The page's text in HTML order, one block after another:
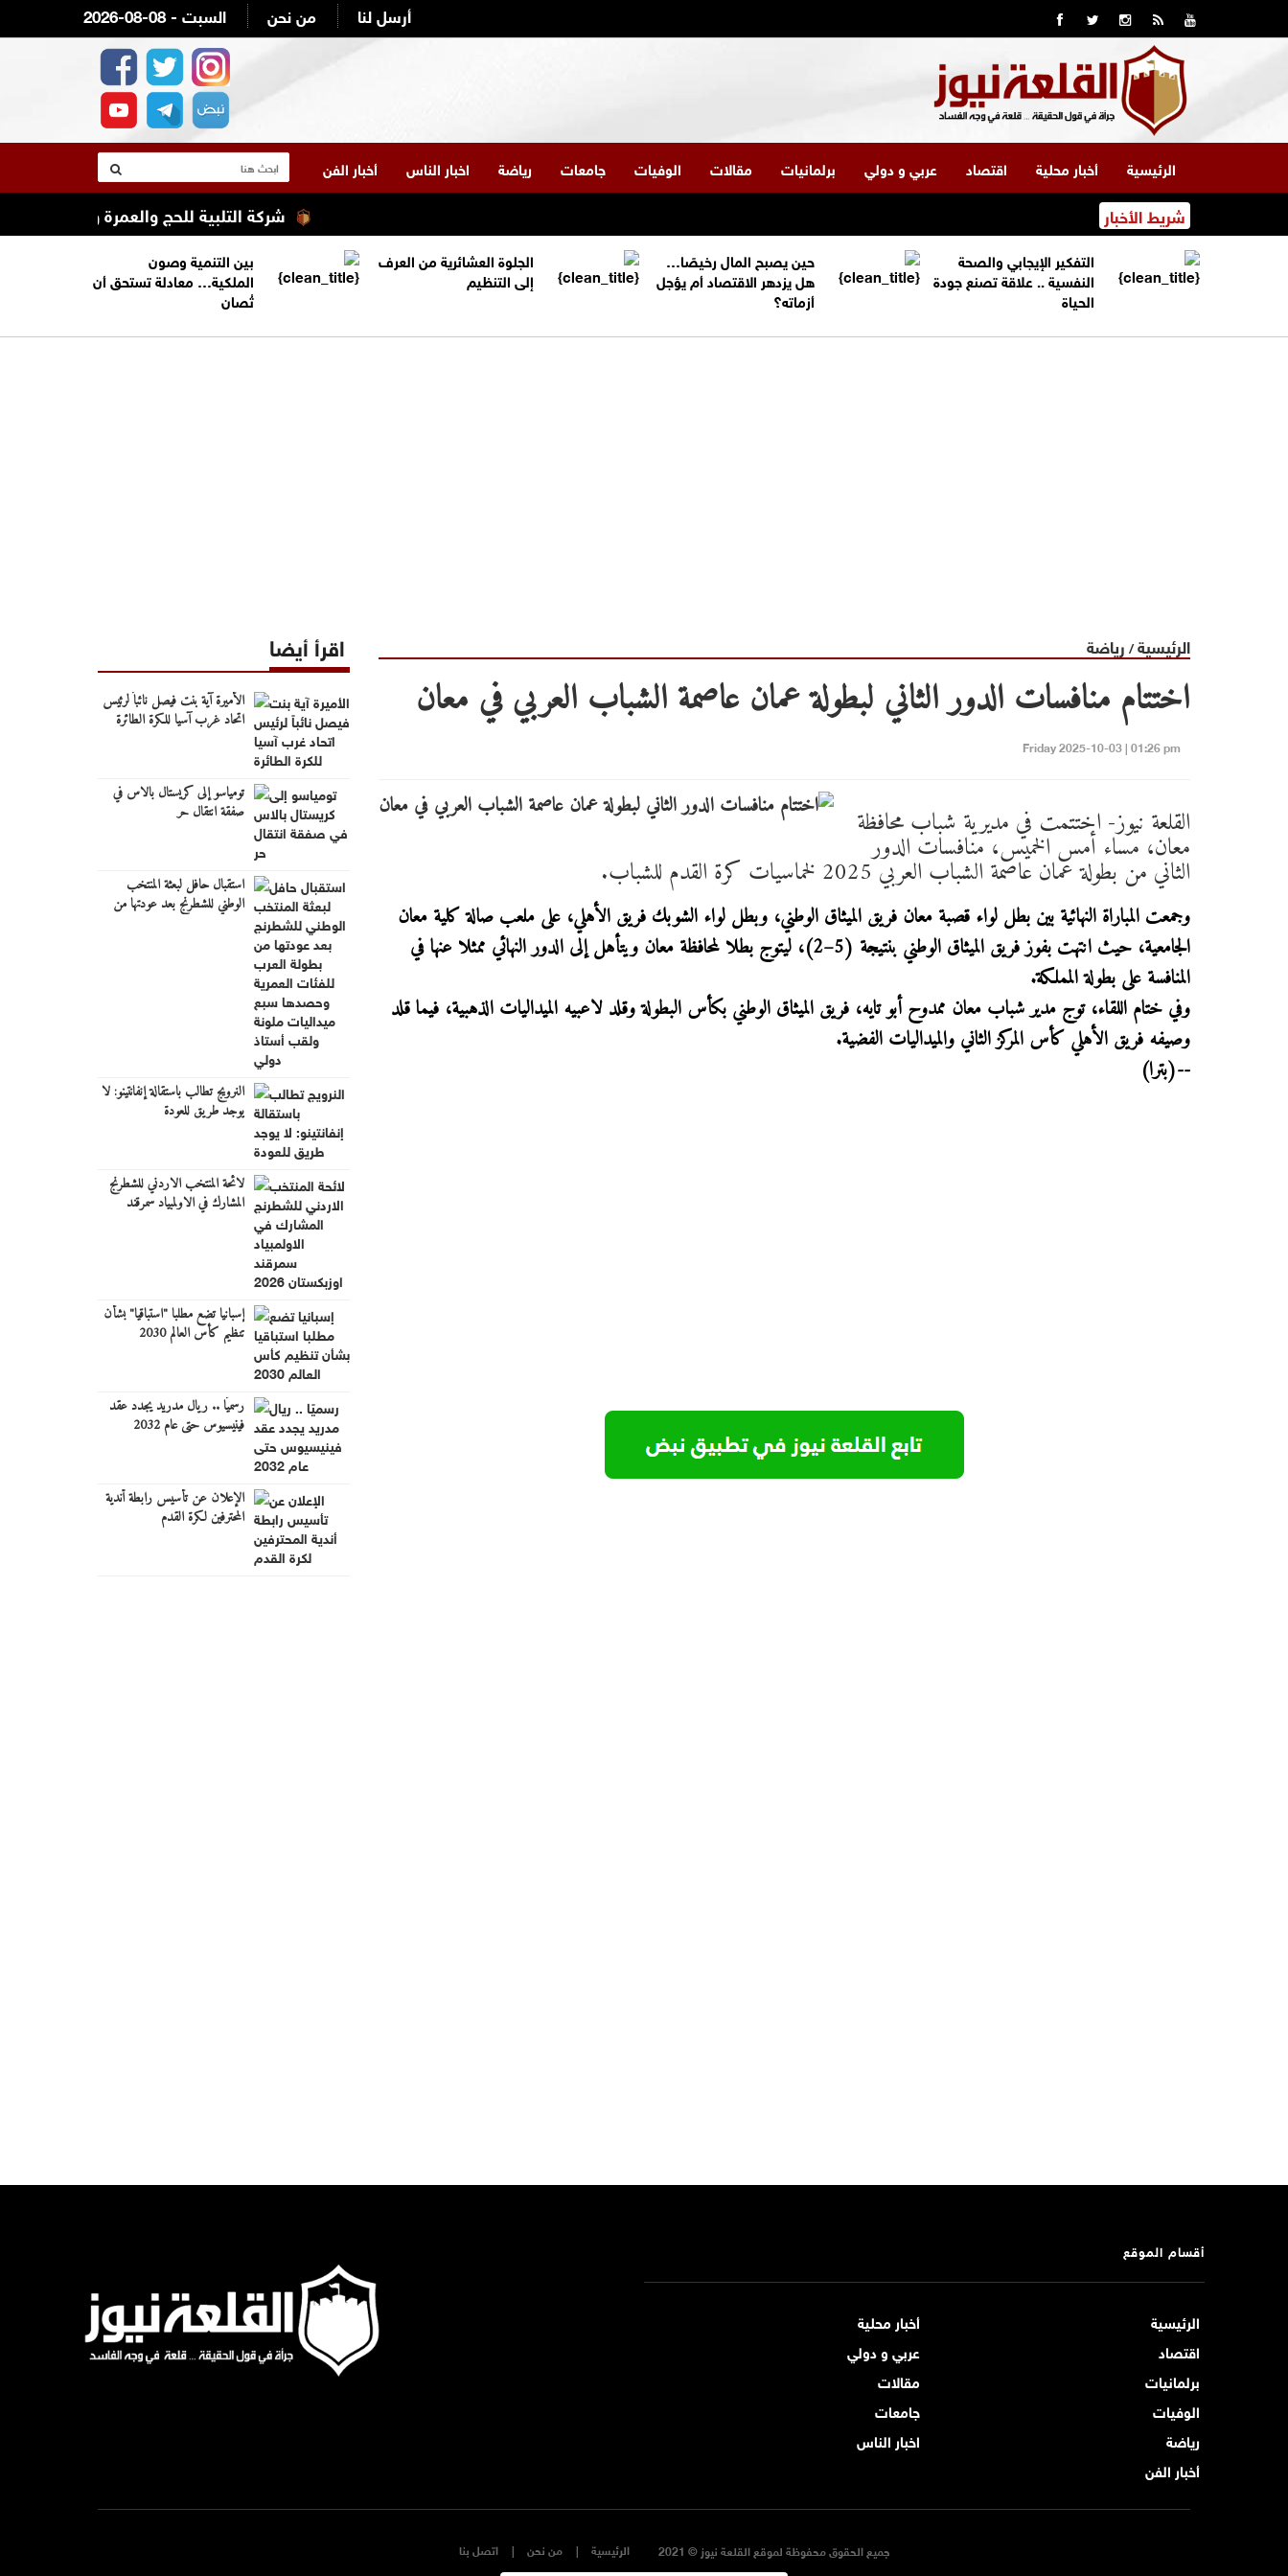
2026-08-08 - السبت من نحن أرسل لنا
الرئيسية أخبار محلية اقتصاد عربي و دولي برلمانيات مقالات الوفيات جامعات رياضة اخبار الناس أخبار الفن
شريط الأخبار شركة التلبية للحج والعمرة والسياحة
التفكير الإيجابي والصحة
النفسية .. علاقة تصنع جودة
الحياة
حين يصبح المال رخيصًا…
هل يزدهر الاقتصاد أم يؤجل
أزماته؟
الجلوة العشائرية من العرف
إلى التنظيم
بين التنمية وصون
الملكية… معادلة تستحق أن
تُصان
الرئيسية/ رياضة
اختتام منافسات الدور الثاني لبطولة عمان عاصمة الشباب العربي في معان
Friday 2025-10-03 | 01:26 pm
القلعة نيوز- اختتمت في مديرية شباب محافظة
معان، مساء أمس الخميس، منافسات الدور
الثاني من بطولة عمان عاصمة الشباب العربي 2025 لخماسيات كرة القدم للشباب.
وجمعت المباراة النهائية بين بطل لواء قصبة معان فريق الميثاق الوطني، وبطل لواء الشوبك فريق الأهلي، على ملعب صالة كلية معان
الجامعية، حيث انتهت بفوز فريق الميثاق الوطني بنتيجة (5–2)، ليتوج بطلا لمحافظة معان ويتأهل إلى الدور النهائي ممثلا عنها في
المنافسة على بطولة المملكة.
وفي ختام اللقاء، توج مدير شباب معان ممدوح أبو تايه، فريق الميثاق الوطني بكأس البطولة وقلد لاعبيه الميداليات الذهبية، فيما قلد
وصيفه فريق الأهلي كأس المركز الثاني والميداليات الفضية.
--(بترا)
اقرأ أيضا
الأميرة آية بنت فيصل نائباً لرئيس
اتحاد غرب آسيا للكرة الطائرة
تومياسو إلى كريستال بالاس في
صفقة انتقال حر
استقبال حافل لبعثة المنتخب
الوطني للشطرنج بعد عودتها من
النرويج تطالب باستقالة إنفانتينو: لا
يوجد طريق للعودة
لائحة المنتخب الاردني للشطرنج
المشارك في الاولمبياد سمرقند
إسبانيا تضع مطلبا "استباقيا" بشأن
تنظيم كأس العالم 2030
رسميًا .. ريال مدريد يجدد عقد
فينيسيوس حتى عام 2032
الإعلان عن تأسيس رابطة أندية
المحترفين لكرة القدم
أقسام الموقع
الرئيسية
أخبار محلية
اقتصاد
عربي و دولي
برلمانيات
مقالات
الوفيات
جامعات
رياضة
اخبار الناس
أخبار الفن
جميع الحقوق محفوظة لموقع القلعة نيوز © 2021 اتصل بنا من نحن الرئيسية